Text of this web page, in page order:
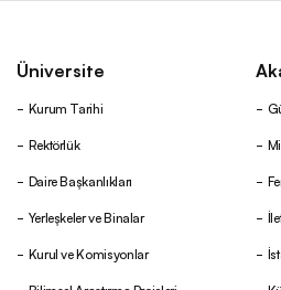
Üniversite
Kurum Tarihi
Rektörlük
Daire Başkanlıkları
Yerleşkeler ve Binalar
Kurul ve Komisyonlar